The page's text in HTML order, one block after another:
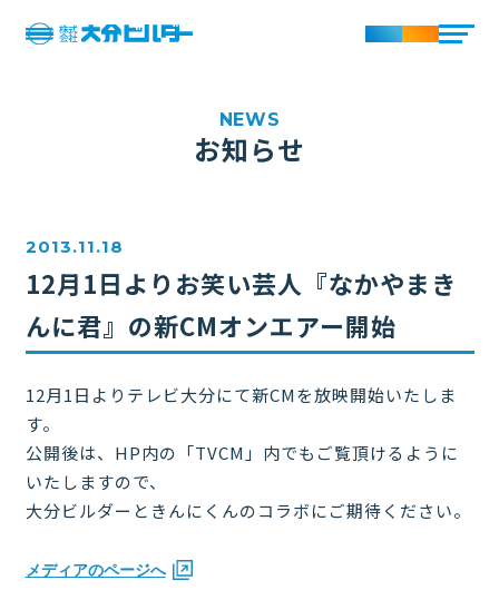
お知らせ
2013.11.18
12月1日よりお笑い芸人『なかやまき
んに君』の新CMオンエアー開始
12月1日よりテレビ大分にて新CMを放映開始いたしま
す。
公開後は、HP内の「TVCM」内でもご覧頂けるように
いたしますので、
大分ビルダーときんにくんのコラボにご期待ください。
メディアのページへ